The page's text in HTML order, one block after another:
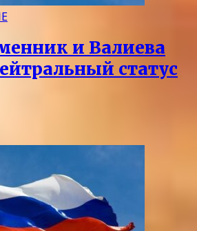
и Валиева
статус